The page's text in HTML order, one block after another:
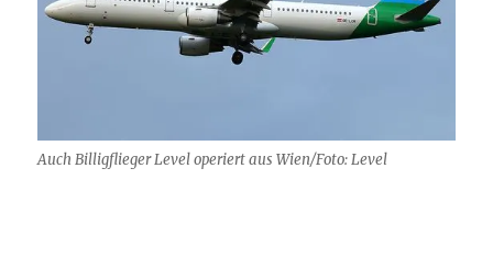
Auch Billigflieger Level operiert aus Wien/Foto: Level